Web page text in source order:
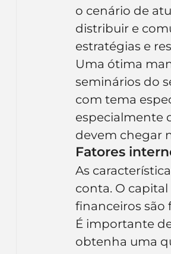
o cenário de
distribuir e
estratégias e
Uma ótima
seminários do
com tema
especialmente
devem chegar
Fatores
As
conta. O
financeiros são
É importante
obtenha uma